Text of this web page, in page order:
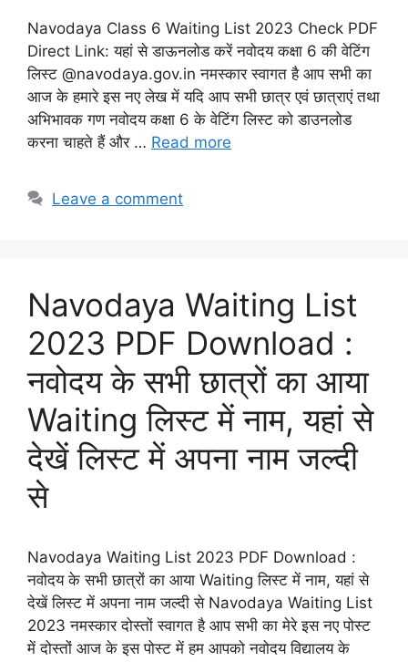
Navodaya Class 6 Waiting List 2023 Check PDF
Direct Link: यहां से डाऊनलोड करें नवोदय कक्षा 6 की वेटिंग
लिस्ट @navodaya.gov.in नमस्कार स्वागत है आप सभी का
आज के हमारे इस नए लेख में यदि आप सभी छात्र एवं छात्राएं तथा
अभिभावक गण नवोदय कक्षा 6 के वेटिंग लिस्ट को डाउनलोड
करना चाहते हैं और … Read more
Leave a comment
Navodaya Waiting List
2023 PDF Download :
नवोदय के सभी छात्रों का आया
Waiting लिस्ट में नाम, यहां से
देखें लिस्ट में अपना नाम जल्दी
से
Navodaya Waiting List 2023 PDF Download :
नवोदय के सभी छात्रों का आया Waiting लिस्ट में नाम, यहां से
देखें लिस्ट में अपना नाम जल्दी से Navodaya Waiting List
2023 नमस्कार दोस्तों स्वागत है आप सभी का मेरे इस नए पोस्ट
में दोस्तों आज के इस पोस्ट में हम आपको नवोदय विद्यालय के